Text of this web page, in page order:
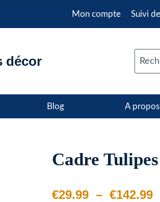
Mon compte Suivi
décor
Blog A propos
Cadre
€29.99 – €142.99